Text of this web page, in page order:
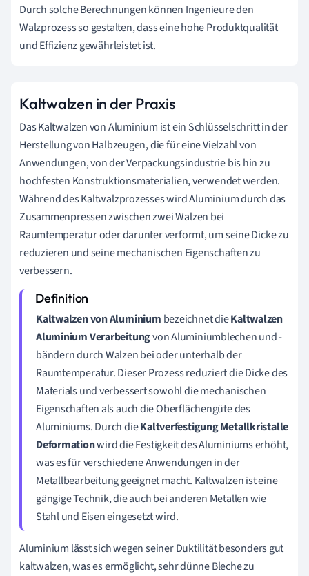
Durch solche Berechnungen können Ingenieure den
Walzprozess so gestalten, dass eine hohe Produktqualität
und Effizienz gewährleistet ist.
Kaltwalzen in der Praxis
Das Kaltwalzen von Aluminium ist ein Schlüsselschritt in der
Herstellung von Halbzeugen, die für eine Vielzahl von
Anwendungen, von der Verpackungsindustrie bis hin zu
hochfesten Konstruktionsmaterialien, verwendet werden.
Während des Kaltwalzprozesses wird Aluminium durch das
Zusammenpressen zwischen zwei Walzen bei
Raumtemperatur oder darunter verformt, um seine Dicke zu
reduzieren und seine mechanischen Eigenschaften zu
verbessern.
Kaltwalzen von Aluminium bezeichnet dieKaltwalzen
Aluminium Verarbeitungvon Aluminiumblechen und -
bändern durch Walzen bei oder unterhalb der
Raumtemperatur. Dieser Prozess reduziert die Dicke des
Materials und verbessert sowohl die mechanischen
Eigenschaften als auch die Oberflächengüte des
Aluminiums. Durch dieKaltverfestigung Metallkristalle
Deformationwird die Festigkeit des Aluminiums erhöht,
was es für verschiedene Anwendungen in der
Metallbearbeitung geeignet macht. Kaltwalzen ist eine
gängige Technik, die auch bei anderen Metallen wie
Stahl und Eisen eingesetzt wird.
Aluminium lässt sich wegen seiner Duktilität besonders gut
kaltwalzen, was es ermöglicht, sehr dünne Bleche zu